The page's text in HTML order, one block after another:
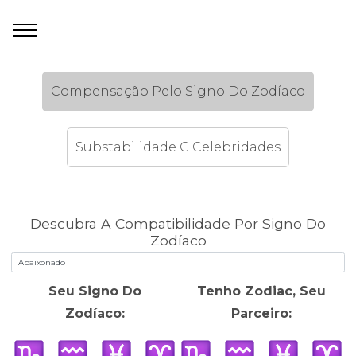
Compensação Pelo Signo Do Zodíaco
Substabilidade C Celebridades
Descubra A Compatibilidade Por Signo Do
Zodíaco
Seu Signo Do
Zodíaco:
Tenho Zodiac, Seu
Parceiro: